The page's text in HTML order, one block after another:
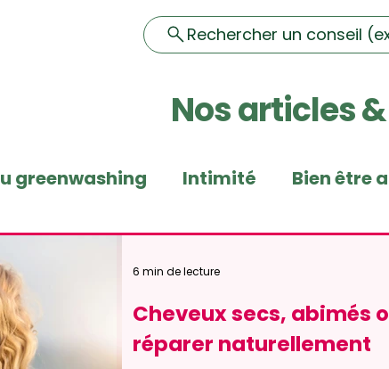
Rechercher un conseil
Nos articles
greenwashing Intimité Bien être
Ingrédients naturels
Cheveux secs, abimés
réparer naturellement
6 min de lecture